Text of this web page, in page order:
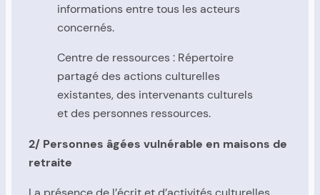
informations entre tous les acteurs
concernés.
Centre de ressources : Répertoire
partagé des actions culturelles
existantes, des intervenants culturels
et des personnes ressources.
2/ Personnes âgées vulnérable en maisons de
retraite